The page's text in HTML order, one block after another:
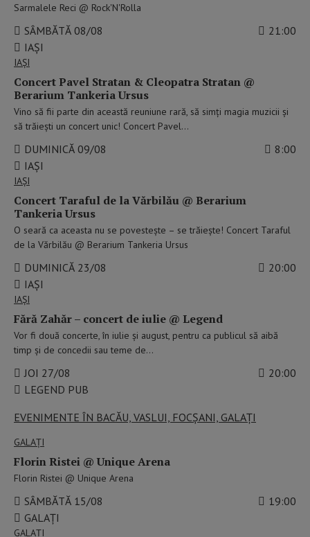
Sarmalele Reci @ Rock'N'Rolla
SÂMBĂTĂ 08/08
21:00
IAŞI
IAŞI
Concert Pavel Stratan & Cleopatra Stratan @
Berarium Tankeria Ursus
Vino să fii parte din această reuniune rară, să simți magia muzicii și
să trăiești un concert unic! Concert Pavel…
DUMINICĂ 09/08
8:00
IAŞI
IAŞI
Concert Taraful de la Vărbilău @ Berarium
Tankeria Ursus
O seară ca aceasta nu se povestește – se trăiește! Concert Taraful
de la Vărbilău @ Berarium Tankeria Ursus
DUMINICĂ 23/08
20:00
IAŞI
IAŞI
Fără Zahăr – concert de iulie @ Legend
Vor fi două concerte, în iulie şi august, pentru ca publicul să aibă
timp şi de concedii sau teme de…
JOI 27/08
20:00
LEGEND PUB
EVENIMENTE ÎN BACĂU, VASLUI, FOCȘANI, GALAȚI
GALAŢI
Florin Ristei @ Unique Arena
Florin Ristei @ Unique Arena
SÂMBĂTĂ 15/08
19:00
GALAȚI
GALAŢI